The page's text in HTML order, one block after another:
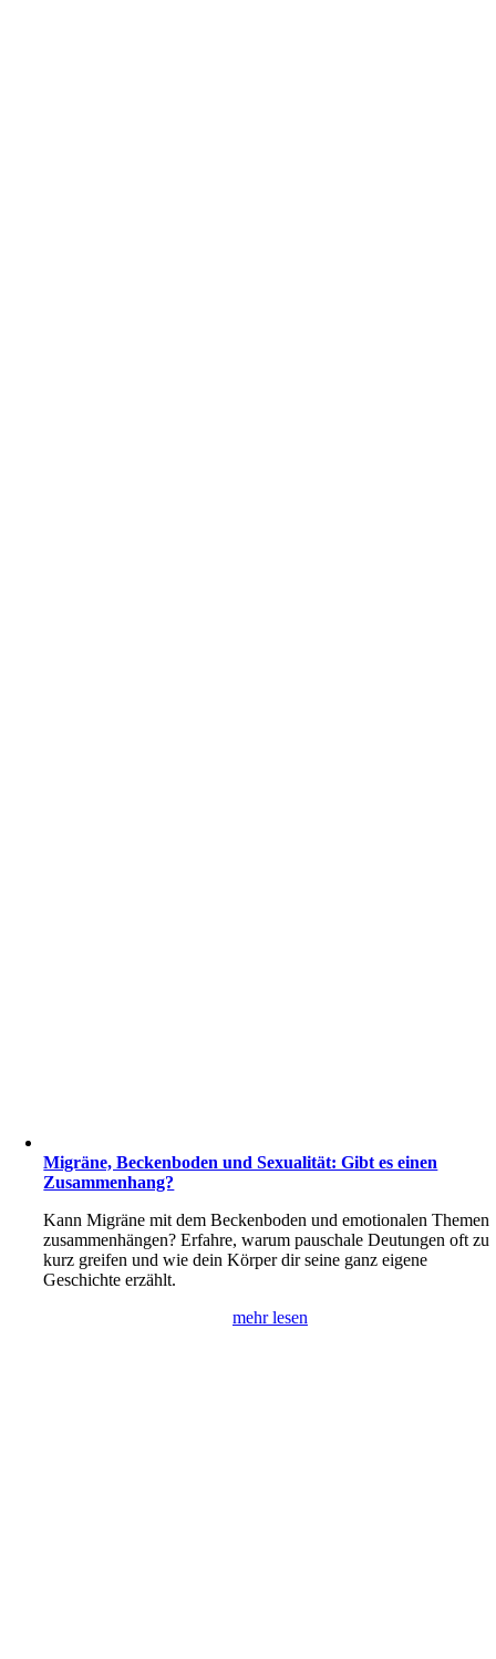
Migräne, Beckenboden und Sexualität: Gibt es einen
Zusammenhang?
Kann Migräne mit dem Beckenboden und emotionalen Themen
zusammenhängen? Erfahre, warum pauschale Deutungen oft zu
kurz greifen und wie dein Körper dir seine ganz eigene
Geschichte erzählt.
mehr lesen